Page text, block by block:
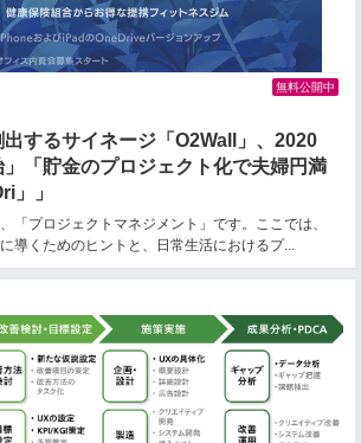
出するサイネージ「O2Wall」、2020
「貯金のプロジェクト化で夫婦円満
」」
「プロジェクトマネジメント」です。ここでは、
導くためのヒントと、日常生活におけるプ...
無料公開中